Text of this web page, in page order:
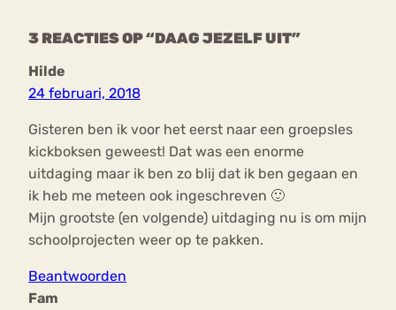
3 REACTIES OP “DAAG JEZELF UIT”
Hilde
24 februari, 2018
Gisteren ben ik voor het eerst naar een groepsles
kickboksen geweest! Dat was een enorme
uitdaging maar ik ben zo blij dat ik ben gegaan en
ik heb me meteen ook ingeschreven 🙂
Mijn grootste (en volgende) uitdaging nu is om mijn
schoolprojecten weer op te pakken.
Beantwoorden
Fam